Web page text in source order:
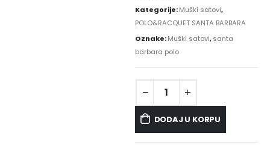
Kategorije:Muški satovi,
POLO&RACQUET SANTA BARBARA
Oznake:Muški satovi,santa
barbara polo
DODAJ U KORPU